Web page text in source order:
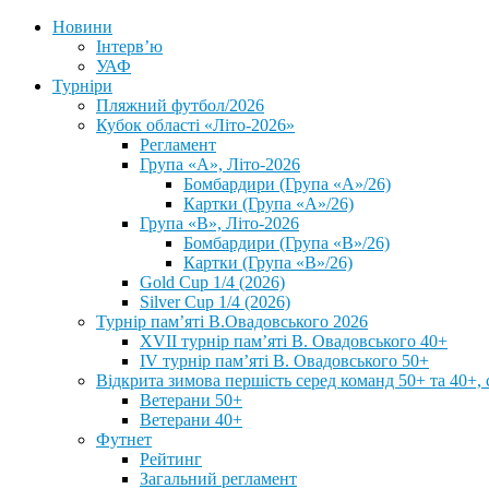
Новини
Інтерв’ю
УАФ
Турніри
Пляжний футбол/2026
Кубок області «Літо-2026»
Регламент
Група «А», Літо-2026
Бомбардири (Група «А»/26)
Картки (Група «А»/26)
Група «В», Літо-2026
Бомбардири (Група «В»/26)
Картки (Група «В»/26)
Gold Cup 1/4 (2026)
Silver Cup 1/4 (2026)
Турнір пам’яті В.Овадовського 2026
XVII турнір пам’яті В. Овадовського 40+
IV турнір пам’яті В. Овадовського 50+
Відкрита зимова першість серед команд 50+ та 40+,
Ветерани 50+
Ветерани 40+
Футнет
Рейтинг
Загальний регламент